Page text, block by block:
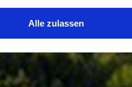
Alle zulassen